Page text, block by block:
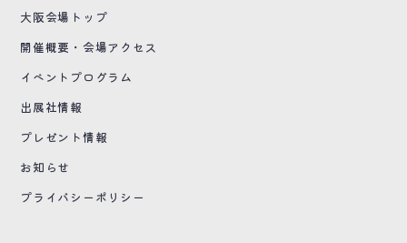
大阪会場トップ
開催概要・会場アクセス
イベントプログラム
出展社情報
プレゼント情報
お知らせ
プライバシーポリシー